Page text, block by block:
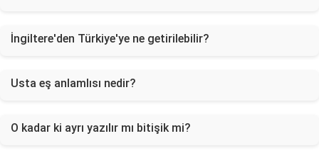
İngiltere'den Türkiye'ye ne getirilebilir?
Usta eş anlamlısı nedir?
O kadar ki ayrı yazılır mı bitişik mi?